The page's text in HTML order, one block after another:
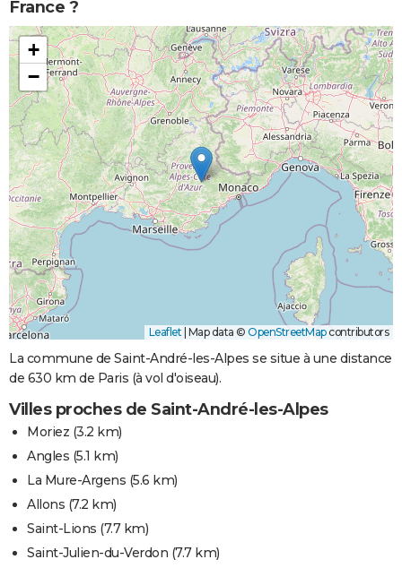
France ?
+
−
Leaflet Map data © OpenStreetMapcontributors
La commune de Saint-André-les-Alpes se situe à une distance
de 630 km de Paris (à vol d'oiseau).
Villes proches de Saint-André-les-Alpes
Moriez (3.2 km)
Angles (5.1 km)
La Mure-Argens (5.6 km)
Allons (7.2 km)
Saint-Lions (7.7 km)
Saint-Julien-du-Verdon (7.7 km)